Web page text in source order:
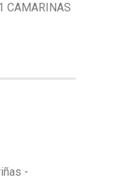
CAMARINAS
-